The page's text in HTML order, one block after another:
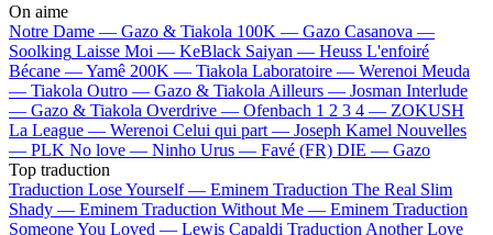
On aime
Notre Dame — Gazo & Tiakola 100K — Gazo Casanova —
Soolking Laisse Moi — KeBlack Saiyan — Heuss L'enfoiré
Bécane —Yamê 200K — Tiakola Laboratoire — Werenoi Meuda
— Tiakola Outro — Gazo & Tiakola Ailleurs — Josman Interlude
— Gazo & Tiakola Overdrive — Ofenbach 1 2 3 4 — ZOKUSH
La League — Werenoi Celui qui part — Joseph Kamel Nouvelles
— PLK No love — Ninho Urus — Favé (FR) DIE — Gazo
Top traduction
Traduction Lose Yourself — Eminem Traduction The Real Slim
Shady — Eminem Traduction Without Me — Eminem Traduction
Someone You Loved — Lewis Capaldi Traduction Another Love